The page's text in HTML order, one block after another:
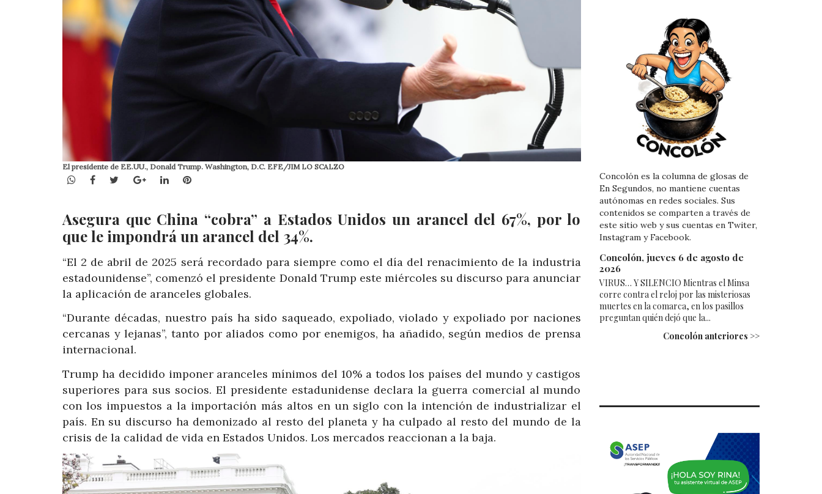
El presidente de EE.UU., Donald Trump. Washington, D.C. EFE/JIM LO SCALZO
WhatsApp
Facebook
TwitterGoogle+LinkedInPinterest
Asegura que China “cobra” a Estados Unidos un arancel del 67%, por lo
que le impondrá un arancel del 34%.
“El 2 de abril de 2025 será recordado para siempre como el día del renacimiento de la industria
estadounidense”, comenzó el presidente Donald Trump este miércoles su discurso para anunciar
la aplicación de aranceles globales.
“Durante décadas, nuestro país ha sido saqueado, expoliado, violado y expoliado por naciones
cercanas y lejanas”, tanto por aliados como por enemigos, ha añadido, según medios de prensa
internacional.
Trump ha decidido imponer aranceles mínimos del 10% a todos los países del mundo y castigos
superiores para sus socios. El presidente estadunidense declara la guerra comercial al mundo
con los impuestos a la importación más altos en un siglo con la intención de industrializar el
país. En su discurso ha demonizado al resto del planeta y ha culpado al resto del mundo de la
crisis de la calidad de vida en Estados Unidos. Los mercados reaccionan a la baja.
Concolón es la columna de glosas de
En Segundos, no mantiene cuentas
autónomas en redes sociales. Sus
contenidos se comparten a través de
este sitio web y sus cuentas en Twiter,
Instagram y Facebook.
Concolón, jueves 6 de agosto de
2026
VIRUS… Y SILENCIO Mientras el Minsa
corre contra el reloj por las misteriosas
muertes en la comarca, en los pasillos
preguntan quién dejó que la...
Concolón anteriores >>